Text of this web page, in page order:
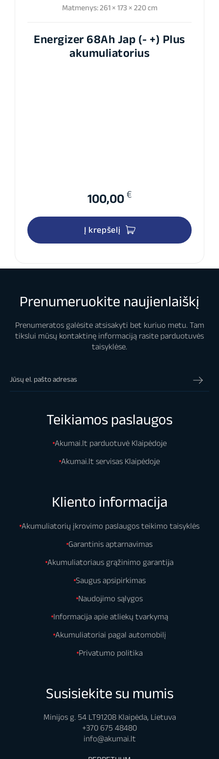
Matmenys: 261 × 173 × 220 cm
Energizer 68Ah Jap (- +) Plus
akumuliatorius
100,00 €
Į krepšelį
Prenumeruokite naujienlaiškį
Prenumeratos galėsite atsisakyti bet kuriuo metu. Tam
tikslui mūsų kontaktinę informaciją rasite parduotuvės
taisyklėse.
Teikiamos paslaugos
Akumai.lt parduotuvė Klaipėdoje
Akumai.lt servisas Klaipėdoje
Kliento informacija
Akumuliatorių įkrovimo paslaugos teikimo taisyklės
Garantinis aptarnavimas
Akumuliatoriaus grąžinimo garantija
Saugus apsipirkimas
Naudojimo sąlygos
Informacija apie atliekų tvarkymą
Akumuliatoriai pagal automobilį
Privatumo politika
Susisiekite su mumis
Minijos g. 54 LT91208 Klaipėda, Lietuva
+370 675 48480
info@akumai.lt